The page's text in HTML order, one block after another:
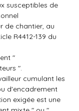
susceptibles de
de chantier, au
R4412-139 du
"
".
cumulant les
d'encadrement
exigée est une